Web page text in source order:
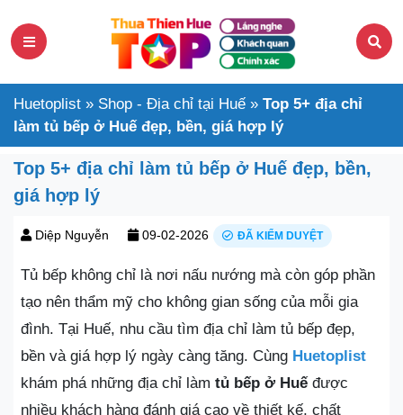
Huetoplist » Shop - Địa chỉ tại Huế » Top 5+ địa chỉ
làm tủ bếp ở Huế đẹp, bền, giá hợp lý
Top 5+ địa chỉ làm tủ bếp ở Huế đẹp, bền,
giá hợp lý
Diệp Nguyễn 09-02-2026 ĐÃ KIỂM DUYỆT
Tủ bếp không chỉ là nơi nấu nướng mà còn góp phần
tạo nên thẩm mỹ cho không gian sống của mỗi gia
đình. Tại Huế, nhu cầu tìm địa chỉ làm tủ bếp đẹp,
bền và giá hợp lý ngày càng tăng. Cùng Huetoplist
khám phá những địa chỉ làm tủ bếp ở Huếđược
nhiều khách hàng đánh giá cao về thiết kế, chất